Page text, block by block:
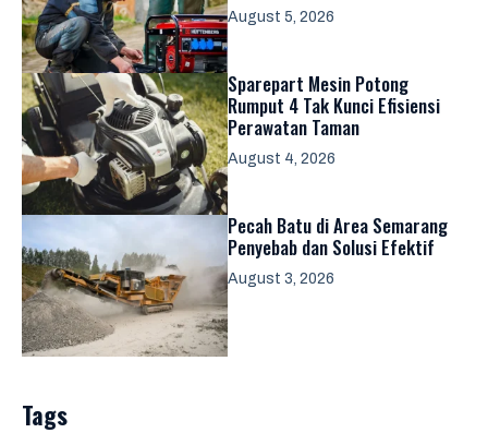
August 5, 2026
Sparepart Mesin Potong
Rumput 4 Tak Kunci Efisiensi
Perawatan Taman
August 4, 2026
Pecah Batu di Area Semarang
Penyebab dan Solusi Efektif
August 3, 2026
Tags